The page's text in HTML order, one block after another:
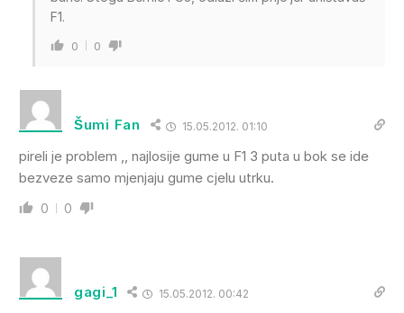
F1.
0 0
Šumi Fan 15.05.2012. 01:10
pireli je problem ,, najlosije gume u F1 3 puta u bok se ide
bezveze samo mjenjaju gume cjelu utrku.
0 0
gagi_1 15.05.2012. 00:42